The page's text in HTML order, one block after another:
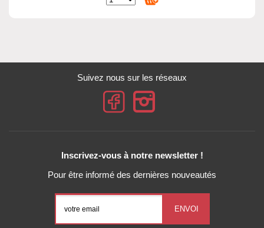
Suivez nous sur les réseaux
Inscrivez-vous à notre newsletter !
Pour être informé des dernières nouveautés